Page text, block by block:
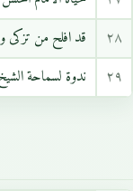
٢٨
قد افلح من تزكى
٢٩
ندوة لسماحة